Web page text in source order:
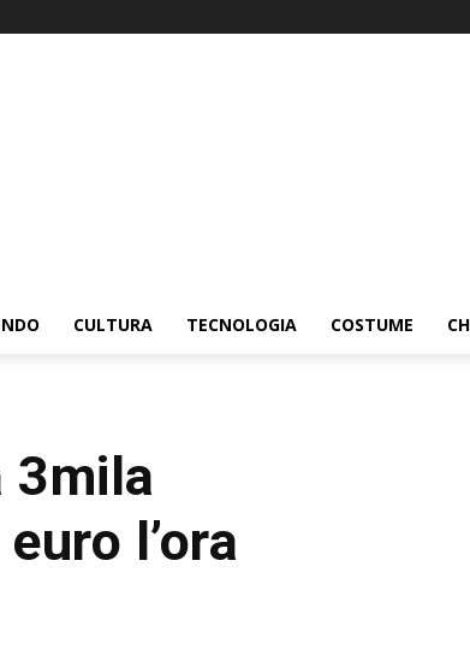
CULTURA TECNOLOGIA COSTUME
3mila
l’ora